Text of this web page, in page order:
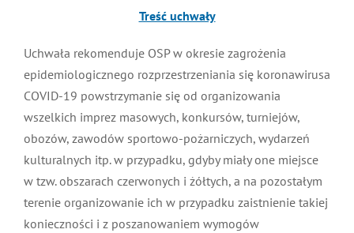
Historia
Projekty
Sklep
100-lecie
Treść uchwały
Uchwała rekomenduje OSP w okresie zagrożenia
epidemiologicznego rozprzestrzeniania się koronawirusa
COVID-19 powstrzymanie się od organizowania
wszelkich imprez masowych, konkursów, turniejów,
obozów, zawodów sportowo-pożarniczych, wydarzeń
kulturalnych itp. w przypadku, gdyby miały one miejsce
w tzw. obszarach czerwonych i żółtych, a na pozostałym
terenie organizowanie ich w przypadku zaistnienie takiej
konieczności i z poszanowaniem wymogów